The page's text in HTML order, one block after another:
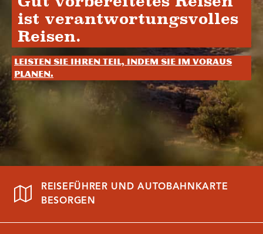
ist verantwortungsvolles
Reisen.
Leisten Sie Ihren Teil, indem Sie im Voraus
planen.
REISEFÜHRER UND AUTOBAHNKARTE
BESORGEN